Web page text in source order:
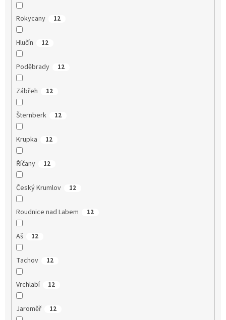
Rokycany 12
Hlučín 12
Poděbrady 12
Zábřeh 12
Šternberk 12
Krupka 12
Říčany 12
Český Krumlov 12
Roudnice nad Labem 12
Aš 12
Tachov 12
Vrchlabí 12
Jaroměř 12